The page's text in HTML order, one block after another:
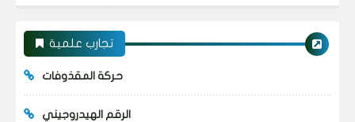
تجارب علمية
حركة المقذوفات
الرقم الهيدروجيني